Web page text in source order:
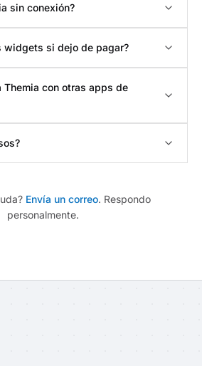
sin conexión?
widgets si dejo de pagar?
Themia con otras apps de
Envía un correo. Respondo
personalmente.